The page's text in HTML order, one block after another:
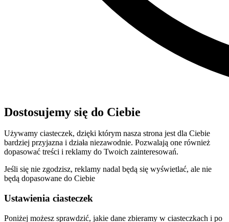
Dostosujemy się do Ciebie
Używamy ciasteczek, dzięki którym nasza strona jest dla Ciebie
bardziej przyjazna i działa niezawodnie. Pozwalają one również
dopasować treści i reklamy do Twoich zainteresowań.
Jeśli się nie zgodzisz, reklamy nadal będą się wyświetlać, ale nie
będą dopasowane do Ciebie
Ustawienia ciasteczek
Poniżej możesz sprawdzić, jakie dane zbieramy w ciasteczkach i po